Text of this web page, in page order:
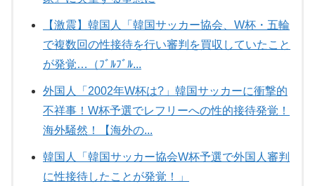
【激震】韓国人「韓国サッカー協会、W杯・五輪
で複数回の性接待を行い審判を買収していたこと
が発覚…（ﾌﾞﾙﾌﾞﾙ...
外国人「2002年W杯は?」韓国サッカーに衝撃的
不祥事！W杯予選でレフリーへの性的接待発覚！
海外騒然！【海外の...
韓国人「韓国サッカー協会W杯予選で外国人審判
に性接待したことが発覚！」